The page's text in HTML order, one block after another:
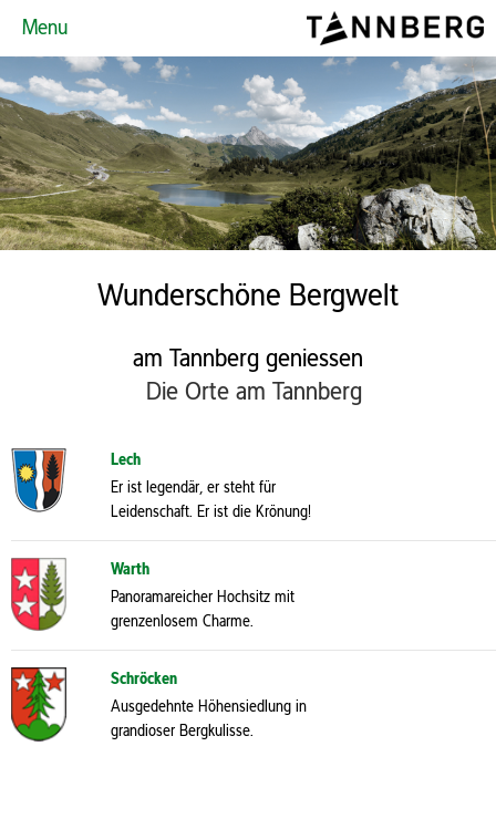
Menu
Wunderschöne Bergwelt
am Tannberg geniessen
Die Orte am Tannberg
Lech
Er ist legendär, er steht für
Leidenschaft. Er ist die Krönung!
Warth
Panoramareicher Hochsitz mit
grenzenlosem Charme.
Schröcken
Ausgedehnte Höhensiedlung in
grandioser Bergkulisse.